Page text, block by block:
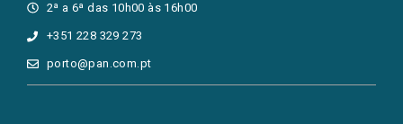
2ª a 6ª das 10h00 às 16h00
+351 228 329 273
porto@pan.com.pt